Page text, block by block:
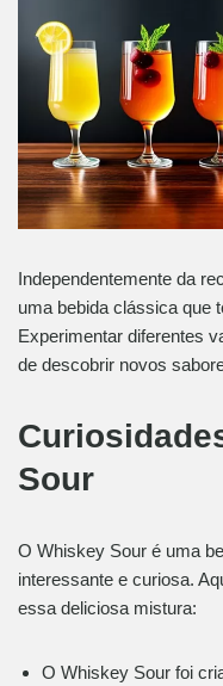
Independentemente da
uma bebida clássica que
Experimentar diferentes
de descobrir novos
Sour
O Whiskey Sour é uma
interessante e curiosa.
essa deliciosa mistura:
O Whiskey Sour foi